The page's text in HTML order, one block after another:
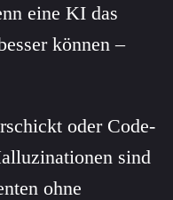
eine KI das
können –
oder Code-
sind
ohne